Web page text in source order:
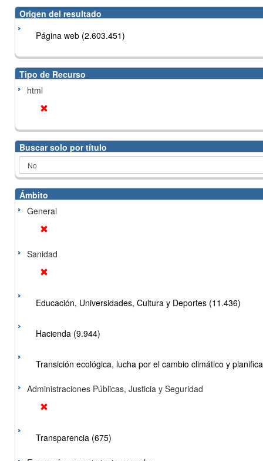
Origen del resultado
Página web (2.603.451)
Tipo de Recurso
html
Buscar solo por título
Ámbito
General
Sanidad
Educación, Universidades, Cultura y Deportes (11.436)
Hacienda (9.944)
Transición ecológica, lucha por el cambio climático y
Administraciones Públicas, Justicia y Seguridad
Transparencia (675)